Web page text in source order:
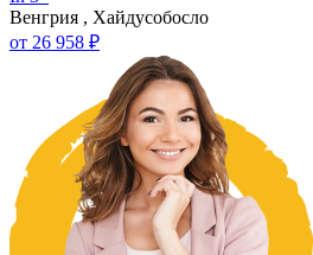
Венгрия , Хайдусобосло
от 26 958 ₽